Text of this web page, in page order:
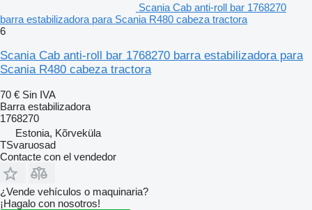
Scania Cab anti-roll bar 1768270
barra estabilizadora para Scania R480 cabeza tractora
6
Scania Cab anti-roll bar 1768270 barra estabilizadora para
Scania R480 cabeza tractora
70 € Sin IVA
Barra estabilizadora
1768270
Estonia, Kõrveküla
TSvaruosad
Contacte con el vendedor
¿Vende vehículos o maquinaria?
¡Hagalo con nosotros!